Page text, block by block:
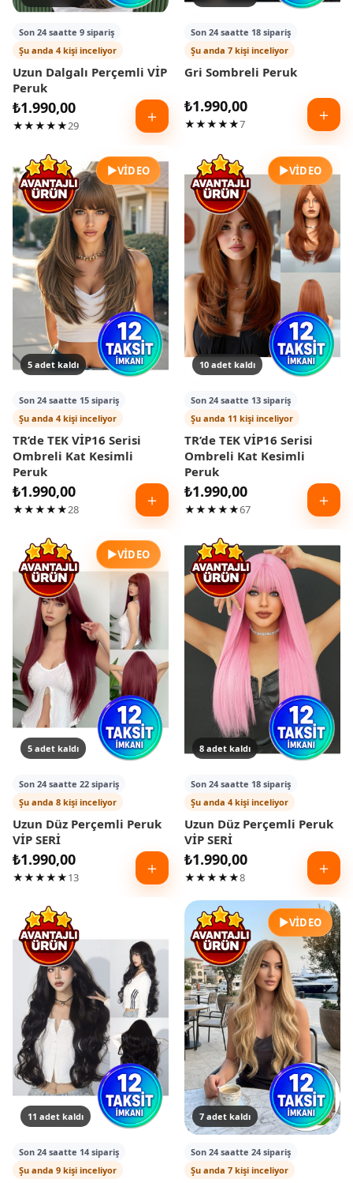
Son 24 saatte 9 sipariş
Şu anda 4 kişi inceliyor
Uzun Dalgalı Perçemli VİP
Peruk
₺1.990,00
★★★★★29 ＋
Son 24 saatte 18 sipariş
Şu anda 7 kişi inceliyor
Gri Sombreli Peruk
₺1.990,00
★★★★★7 ＋
5 adet kaldı
▶VIDEO
Son 24 saatte 15 sipariş
Şu anda 4 kişi inceliyor
TR’de TEK VİP16 Serisi
Ombreli Kat Kesimli
Peruk
₺1.990,00
★★★★★28 ＋
10 adet kaldı
▶VIDEO
Son 24 saatte 13 sipariş
Şu anda 11 kişi inceliyor
TR’de TEK VİP16 Serisi
Ombreli Kat Kesimli
Peruk
₺1.990,00
★★★★★67 ＋
5 adet kaldı
▶VIDEO
Son 24 saatte 22 sipariş
Şu anda 8 kişi inceliyor
Uzun Düz Perçemli Peruk
VİP SERİ
₺1.990,00
★★★★★13 ＋
8 adet kaldı
Son 24 saatte 18 sipariş
Şu anda 4 kişi inceliyor
Uzun Düz Perçemli Peruk
VİP SERİ
₺1.990,00
★★★★★8 ＋
11 adet kaldı
Son 24 saatte 14 sipariş
Şu anda 9 kişi inceliyor
7 adet kaldı
▶VIDEO
Son 24 saatte 24 sipariş
Şu anda 7 kişi inceliyor